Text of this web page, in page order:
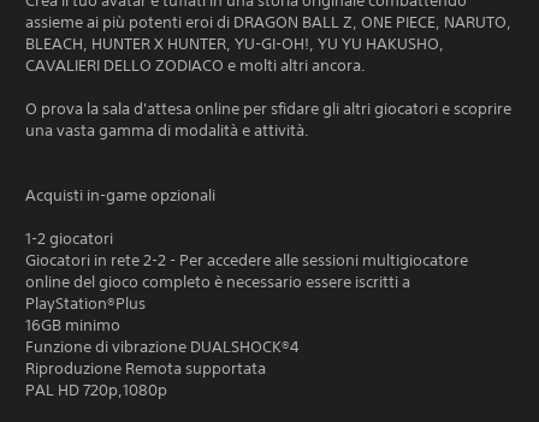
assieme ai più potenti eroi di DRAGON BALL Z, ONE PIECE, NARUTO,
BLEACH, HUNTER X HUNTER, YU-GI-OH!, YU YU HAKUSHO,
CAVALIERI DELLO ZODIACO e molti altri ancora.
O prova la sala d'attesa online per sfidare gli altri giocatori e scoprire
una vasta gamma di modalità e attività.
Acquisti in-game opzionali
1-2 giocatori
Giocatori in rete 2-2 - Per accedere alle sessioni multigiocatore
online del gioco completo è necessario essere iscritti a
PlayStation®Plus
16GB minimo
Funzione di vibrazione DUALSHOCK®4
Riproduzione Remota supportata
PAL HD 720p,1080p